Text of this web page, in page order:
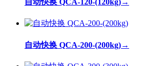
自动快换 QCA-120-(120kg)→
自动快换 QCA-200-(200kg)→